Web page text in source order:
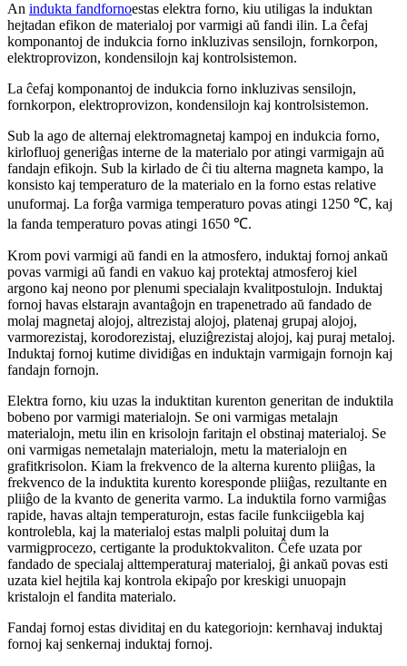
An indukta fandfornoestas elektra forno, kiu utiligas la induktan
hejtadan efikon de materialoj por varmigi aŭ fandi ilin. La ĉefaj
komponantoj de indukcia forno inkluzivas sensilojn, fornkorpon,
elektroprovizon, kondensilojn kaj kontrolsistemon.
La ĉefaj komponantoj de indukcia forno inkluzivas sensilojn,
fornkorpon, elektroprovizon, kondensilojn kaj kontrolsistemon.
Sub la ago de alternaj elektromagnetaj kampoj en indukcia forno,
kirlofluoj generiĝas interne de la materialo por atingi varmigajn aŭ
fandajn efikojn. Sub la kirlado de ĉi tiu alterna magneta kampo, la
konsisto kaj temperaturo de la materialo en la forno estas relative
unuformaj. La forĝa varmiga temperaturo povas atingi 1250 ℃, kaj
la fanda temperaturo povas atingi 1650 ℃.
Krom povi varmigi aŭ fandi en la atmosfero, induktaj fornoj ankaŭ
povas varmigi aŭ fandi en vakuo kaj protektaj atmosferoj kiel
argono kaj neono por plenumi specialajn kvalitpostulojn. Induktaj
fornoj havas elstarajn avantaĝojn en trapenetrado aŭ fandado de
molaj magnetaj alojoj, altrezistaj alojoj, platenaj grupaj alojoj,
varmorezistaj, korodorezistaj, eluziĝrezistaj alojoj, kaj puraj metaloj.
Induktaj fornoj kutime dividiĝas en induktajn varmigajn fornojn kaj
fandajn fornojn.
Elektra forno, kiu uzas la induktitan kurenton generitan de induktila
bobeno por varmigi materialojn. Se oni varmigas metalajn
materialojn, metu ilin en krisolojn faritajn el obstinaj materialoj. Se
oni varmigas nemetalajn materialojn, metu la materialojn en
grafitkrisolon. Kiam la frekvenco de la alterna kurento pliiĝas, la
frekvenco de la induktita kurento koresponde pliiĝas, rezultante en
pliiĝo de la kvanto de generita varmo. La induktila forno varmiĝas
rapide, havas altajn temperaturojn, estas facile funkciigebla kaj
kontrolebla, kaj la materialoj estas malpli poluitaj dum la
varmigprocezo, certigante la produktokvaliton. Ĉefe uzata por
fandado de specialaj alttemperaturaj materialoj, ĝi ankaŭ povas esti
uzata kiel hejtila kaj kontrola ekipaĵo por kreskigi unuopajn
kristalojn el fandita materialo.
Fandaj fornoj estas dividitaj en du kategoriojn: kernhavaj induktaj
fornoj kaj senkernaj induktaj fornoj.